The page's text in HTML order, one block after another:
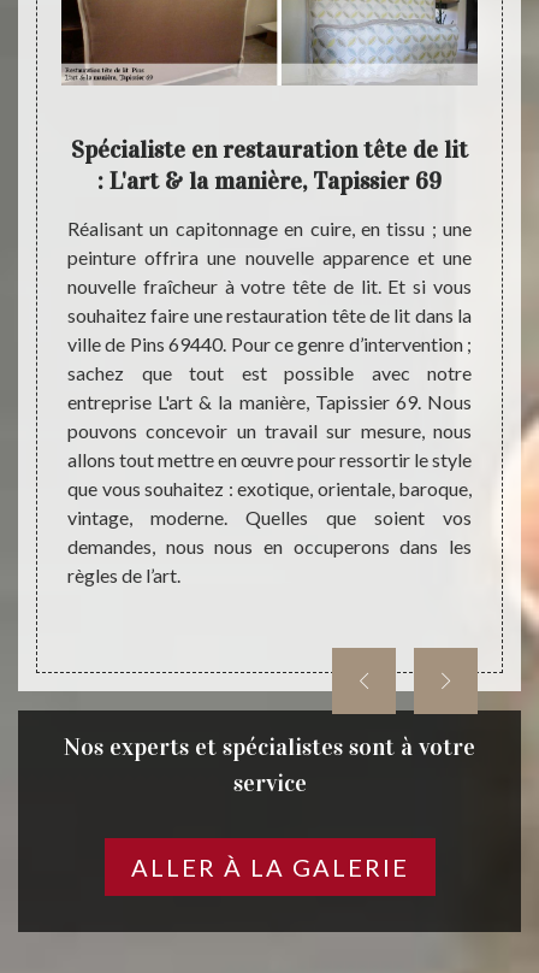
lit
de
met
la
le
à
Spécialiste en restauration tête de lit
: L'art & la manière, Tapissier 69
Réalisant un capitonnage en cuire, en tissu ; une
peinture offrira une nouvelle apparence et une
nouvelle fraîcheur à votre tête de lit. Et si vous
souhaitez faire une restauration tête de lit dans la
ville de Pins 69440. Pour ce genre d’intervention ;
sachez que tout est possible avec notre
entreprise L'art & la manière, Tapissier 69. Nous
pouvons concevoir un travail sur mesure, nous
allons tout mettre en œuvre pour ressortir le style
que vous souhaitez : exotique, orientale, baroque,
vintage, moderne. Quelles que soient vos
demandes, nous nous en occuperons dans les
règles de l’art.
ville
L'art
; et
Nos experts et spécialistes sont à votre
service
ALLER À LA GALERIE